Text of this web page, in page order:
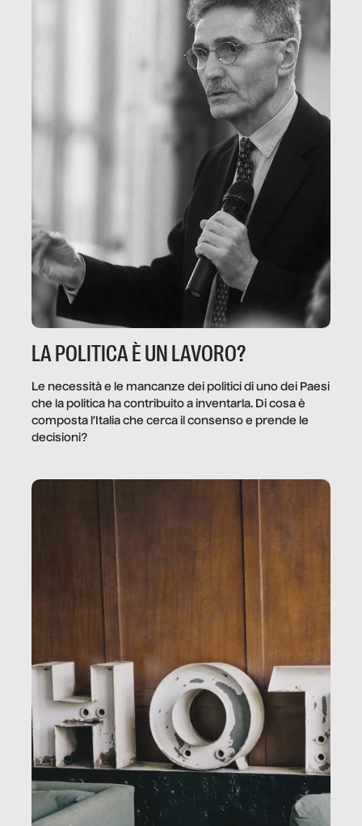
LA POLITICA È UN LAVORO?
Le necessità e le mancanze dei politici di uno dei Paesi
che la politica ha contribuito a inventarla. Di cosa è
composta l’Italia che cerca il consenso e prende le
decisioni?